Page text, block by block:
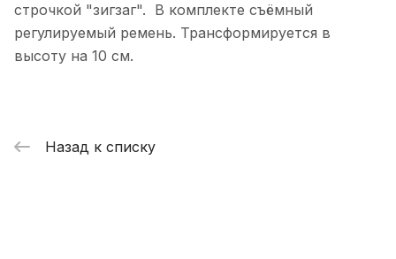
строчкой "зигзаг". В комплекте съёмный
регулируемый ремень. Трансформируется в
высоту на 10 см.
Назад к списку